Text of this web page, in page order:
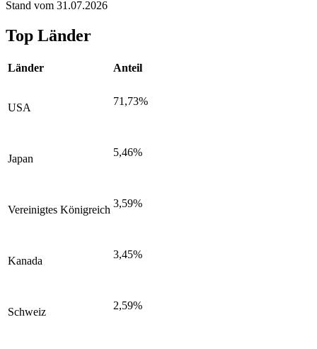
Stand vom 31.07.2026
Top Länder
Länder Anteil
USA
71,73%
Japan
5,46%
Vereinigtes Königreich
3,59%
Kanada
3,45%
Schweiz
2,59%